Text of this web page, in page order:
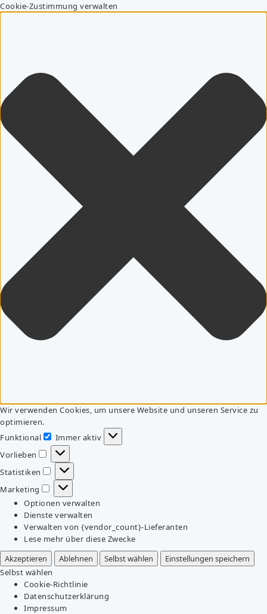
Cookie-Zustimmung verwalten
Wir verwenden Cookies, um unsere Website und unseren Service zu
optimieren.
Funktional
Funktional
Immer aktiv
Vorlieben
Vorlieben
Statistiken
Statistiken
Marketing
Marketing
Optionen verwalten
Dienste verwalten
Verwalten von {vendor_count}-Lieferanten
Lese mehr über diese Zwecke
Akzeptieren
Ablehnen Selbst wählen
Einstellungen speichern
Selbst wählen
Cookie-Richtlinie
Datenschutzerklärung
Impressum